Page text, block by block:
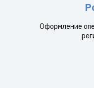
Оформление